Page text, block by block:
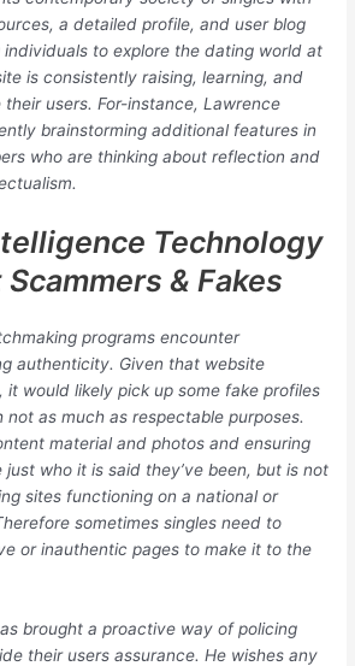
a detailed profile, and user blog
to explore the dating world at
is consistently raising, learning, and
users. For-instance, Lawrence
brainstorming additional features in
who are thinking about reflection and
Technology
& Fakes
programs encounter
authenticity. Given that website
it would likely pick up some fake profiles
as much as respectable purposes.
material and photos and ensuring
who it is said they’ve been, but is not
sites functioning on a national or
sometimes singles need to
or inauthentic pages to make it to the
brought a proactive way of policing
their users assurance. He wishes any